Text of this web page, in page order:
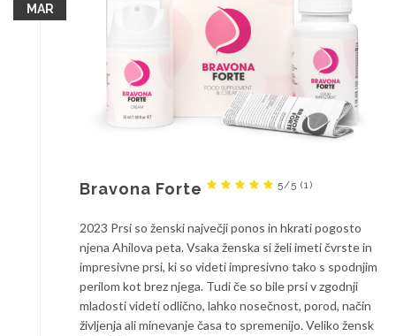
MAR
Bravona Forte 5/5 (1)
2023 Prsi so ženski največji ponos in hkrati pogosto
njena Ahilova peta. Vsaka ženska si želi imeti čvrste in
impresivne prsi, ki so videti impresivno tako s spodnjim
perilom kot brez njega. Tudi če so bile prsi v zgodnji
mladosti videti odlično, lahko nosečnost, porod, način
življenja ali minevanje časa to spremenijo. Veliko žensk